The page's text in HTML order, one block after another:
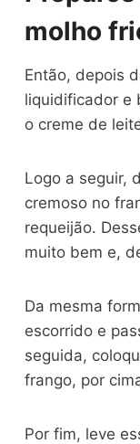
molho
Então, depois
liquidificador e
o creme de
Logo a seguir,
cremoso no
requeijão.
muito bem e,
Da mesma
escorrido e
seguida,
frango, por
Por fim, leve